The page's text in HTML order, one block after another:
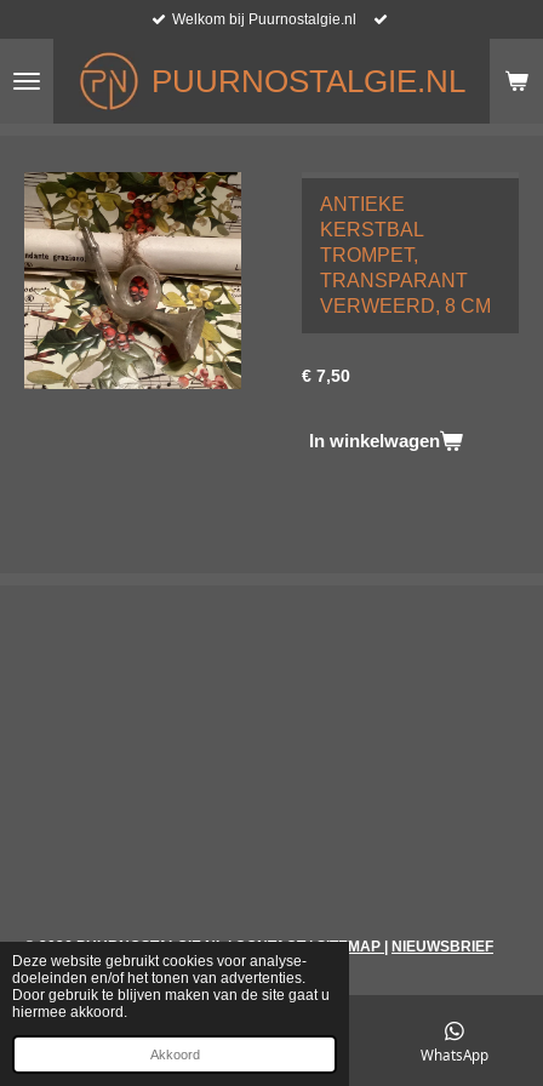
Deze website gebruikt cookies voor analyse-
doeleinden en/of het tonen van advertenties.
Door gebruik te blijven maken van de site gaat u
hiermee akkoord.
Akkoord
naar
hoofdinhoud
PUURNOSTALGIE.NL
Welkom bij Puurnostalgie.nl
ANTIEKE
KERSTBAL
TROMPET,
TRANSPARANT
VERWEERD, 8 CM
€ 7,50
In winkelwagen
© 2026 PUURNOSTALGIE.NL|CONTACT|SITEMAP NIEUWSBRIEF
WhatsApp